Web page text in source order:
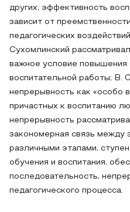
других, эффективность
зависит от
педагогических
Сухомлинский
важное условие повышения
воспитательной работы; В.
непрерывность как «особо
причастных к воспитанию
непрерывность
закономерная связь между
различными этапами,
обучения и воспитания,
последовательность,
педагогического процесса.